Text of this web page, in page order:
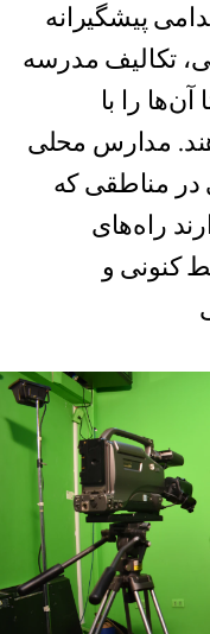
پیشگیرانه
تکالیف مدرسه
را با
مدارس محلی
در مناطقی که
راه‌های
کنونی و